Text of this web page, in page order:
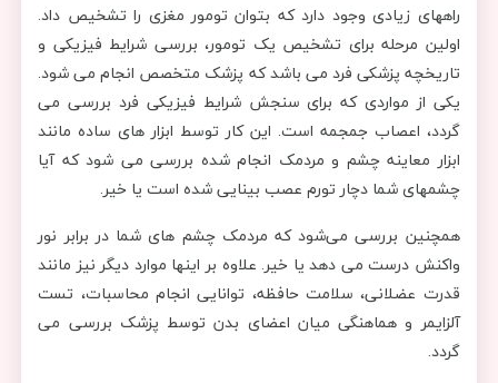
راههای زیادی وجود دارد که بتوان تومور مغزی را تشخیص داد.
اولین مرحله برای تشخیص یک تومور، بررسی شرایط فیزیکی و
تاریخچه پزشکی فرد می باشد که پزشک متخصص انجام می شود.
یکی از مواردی که برای سنجش شرایط فیزیکی فرد بررسی می
گردد، اعصاب جمجمه است. این کار توسط ابزار های ساده مانند
ابزار معاینه چشم و مردمک انجام شده بررسی می شود که آیا
چشمهای شما دچار تورم عصب بینایی شده است یا خیر.
همچنین بررسی می‌شود که مردمک چشم های شما در برابر نور
واکنش درست می دهد یا خیر. علاوه بر اینها موارد دیگر نیز مانند
قدرت عضلانی، سلامت حافظه، توانایی انجام محاسبات، تست
آلزایمر و هماهنگی میان اعضای بدن توسط پزشک بررسی می
گردد.